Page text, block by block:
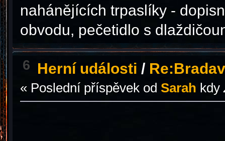
nahánějících trpaslíky -
obvodu, pečetidlo s
6 Herní události /
« Poslední příspěvek od Sarah kdy